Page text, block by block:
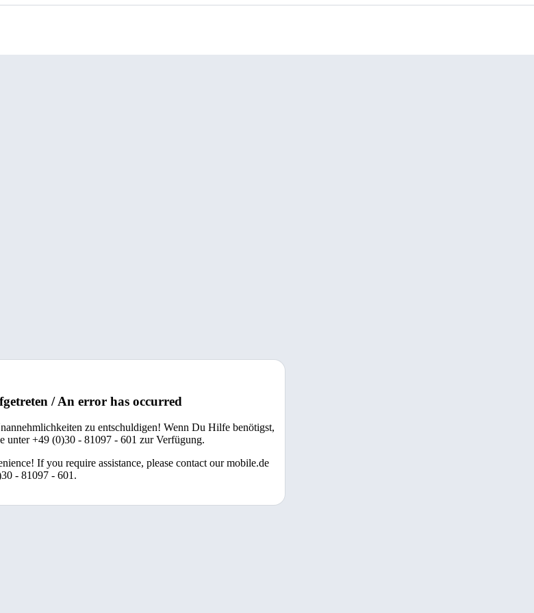
/ An error has occurred
zu entschuldigen! Wenn Du Hilfe benötigst,
unter +49 (0)30 - 81097 - 601 zur Verfügung.
If you require assistance, please contact our mobile.de
- 81097 - 601.